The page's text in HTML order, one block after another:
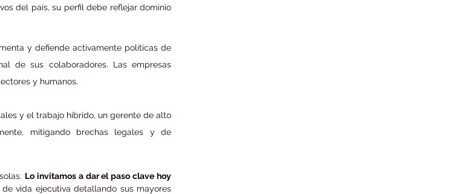
del país, su perfil debe reflejar dominio
y defiende activamente políticas de
de sus colaboradores. Las empresas
y humanos.
y el trabajo híbrido, un gerente de alto
mitigando brechas legales y de
Lo invitamos a dar el paso clave hoy
vida ejecutiva detallando sus mayores